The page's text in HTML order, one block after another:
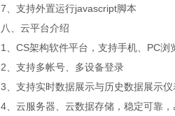
7、支持外置运行javascript脚本
八、云平台介绍
1、CS架构软件平台，支持手机、PC浏
2、支持多帐号、多设备登录
3、支持实时数据展示与历史数据展示仪
4、云服务器、云数据存储，稳定可靠，